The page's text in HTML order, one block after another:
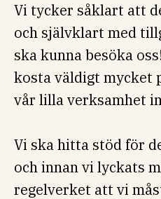
Vi tycker såklart att
och självklart med
ska kunna besöka
kosta väldigt mycket
vår lilla verksamhet
Vi ska hitta stöd för
och innan vi lyckats
regelverket att vi